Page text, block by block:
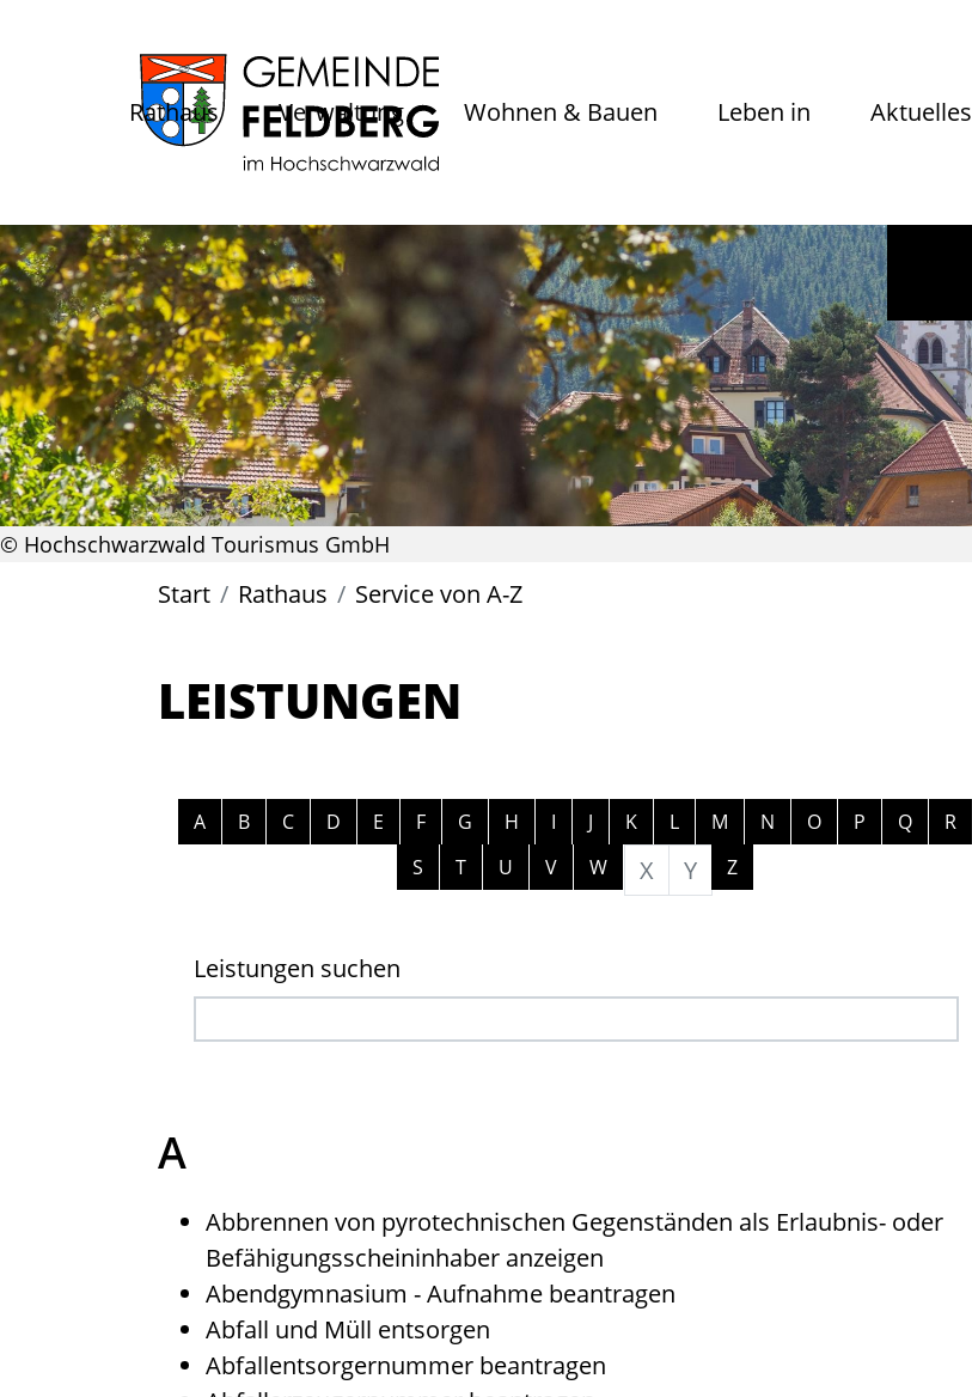
Rathaus Verwaltung Wohnen & Bauen Leben in Aktuelles
© Hochschwarzwald Tourismus GmbH
Start Rathaus Service von A-Z
LEISTUNGEN
Alphabetisches Register überspringen
A B C D E F G H I J K L M N O P Q
R
S
T U V W X Y Z
Leistungen suchen
A
Abbrennen von pyrotechnischen Gegenständen als Erlaubnis- oder
Befähigungsscheininhaber anzeigen
Abendgymnasium - Aufnahme beantragen
Abfall und Müll entsorgen
Abfallentsorgernummer beantragen